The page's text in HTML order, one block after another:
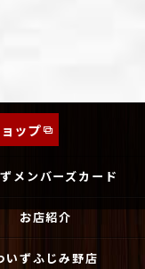
ップ
メンバーズカード
お店紹介
いずふじみ野店